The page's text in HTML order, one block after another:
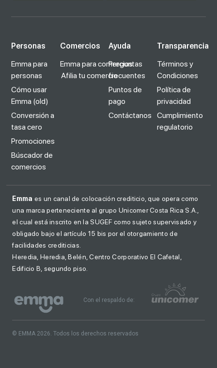
Personas
Emma para
personas
Cómo usar
Emma (old)
Conversión a
tasa cero
Promociones
Búscador de
comercios
Comercios
Emma para comercios
Afilia tu comercio
Ayuda
Preguntas
frecuentes
Puntos de
pago
Contáctanos
Transparencia
Términos y
Condiciones
Política de
privacidad
Cumplimiento
regulatorio
Emma es un canal de colocación crediticio, que opera como
una marca perteneciente al grupo Unicomer Costa Rica S.A.,
el cual está inscrito en la SUGEF como sujeto supervisado y
obligado bajo el artículo 15 bis por el otorgamiento de
facilidades crediticias.
Heredia, Heredia, Belén, Centro Corporativo El Cafetal,
Edificio B, segundo piso.
© EMMA 2026. Todos los derechos reservados
Con el respaldo de: